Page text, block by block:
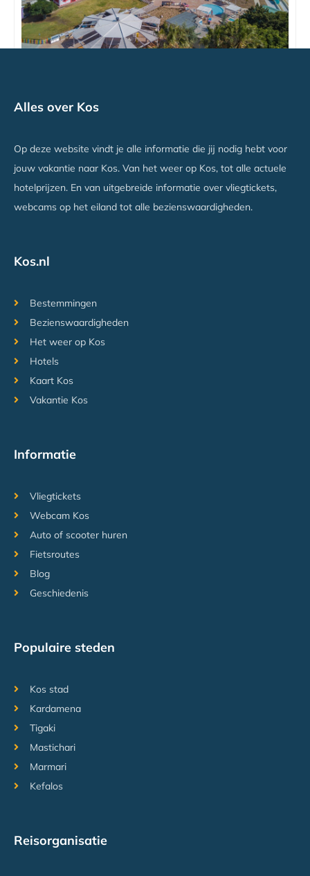
Alles over Kos
Op deze website vindt je alle informatie die jij nodig hebt voor
jouw vakantie naar Kos. Van het weer op Kos, tot alle actuele
hotelprijzen. En van uitgebreide informatie over vliegtickets,
webcams op het eiland tot alle bezienswaardigheden.
Kos.nl
Bestemmingen
Bezienswaardigheden
Het weer op Kos
Hotels
Kaart Kos
Vakantie Kos
Informatie
Vliegtickets
Webcam Kos
Auto of scooter huren
Fietsroutes
Blog
Geschiedenis
Populaire steden
Kos stad
Kardamena
Tigaki
Mastichari
Marmari
Kefalos
Reisorganisatie